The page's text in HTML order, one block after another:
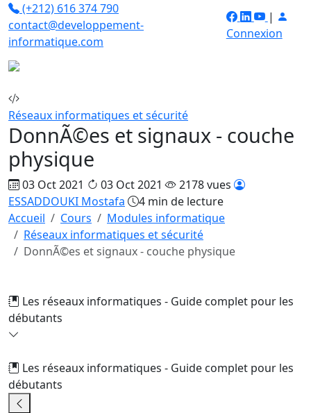
(+212) 616 374 790
contact@developpement-
informatique.com
|
Connexion
Réseaux informatiques et sécurité
DonnÃ©es et signaux - couche
physique
03 Oct 2021 03 Oct 2021
2178 vues
ESSADDOUKI Mostafa
4 min de lecture
Accueil
Cours
Modules informatique
Réseaux informatiques et sécurité
DonnÃ©es et signaux - couche physique
Les réseaux informatiques - Guide complet pour les
débutants
Les réseaux informatiques - Guide complet pour les
débutants